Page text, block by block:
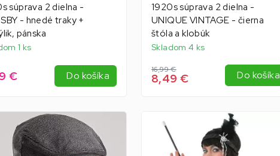
súprava 2 dielna -
- hnedé traky +
pánska
1 ks
€ Do košíka
1920s súprava 2 dielna -
UNIQUE VINTAGE - čierna
štóla a klobúk
Skladom 4 ks
16,99 €
8,49 € Do košíka